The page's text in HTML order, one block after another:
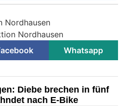
Nordhausen
Nordhausen
Whatsapp
Diebe brechen in fünf
nach E-Bike